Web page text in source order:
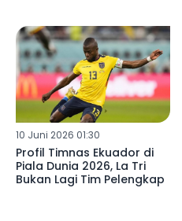
10 Juni 2026 01:30
Profil Timnas Ekuador di
Piala Dunia 2026, La Tri
Bukan Lagi Tim Pelengkap